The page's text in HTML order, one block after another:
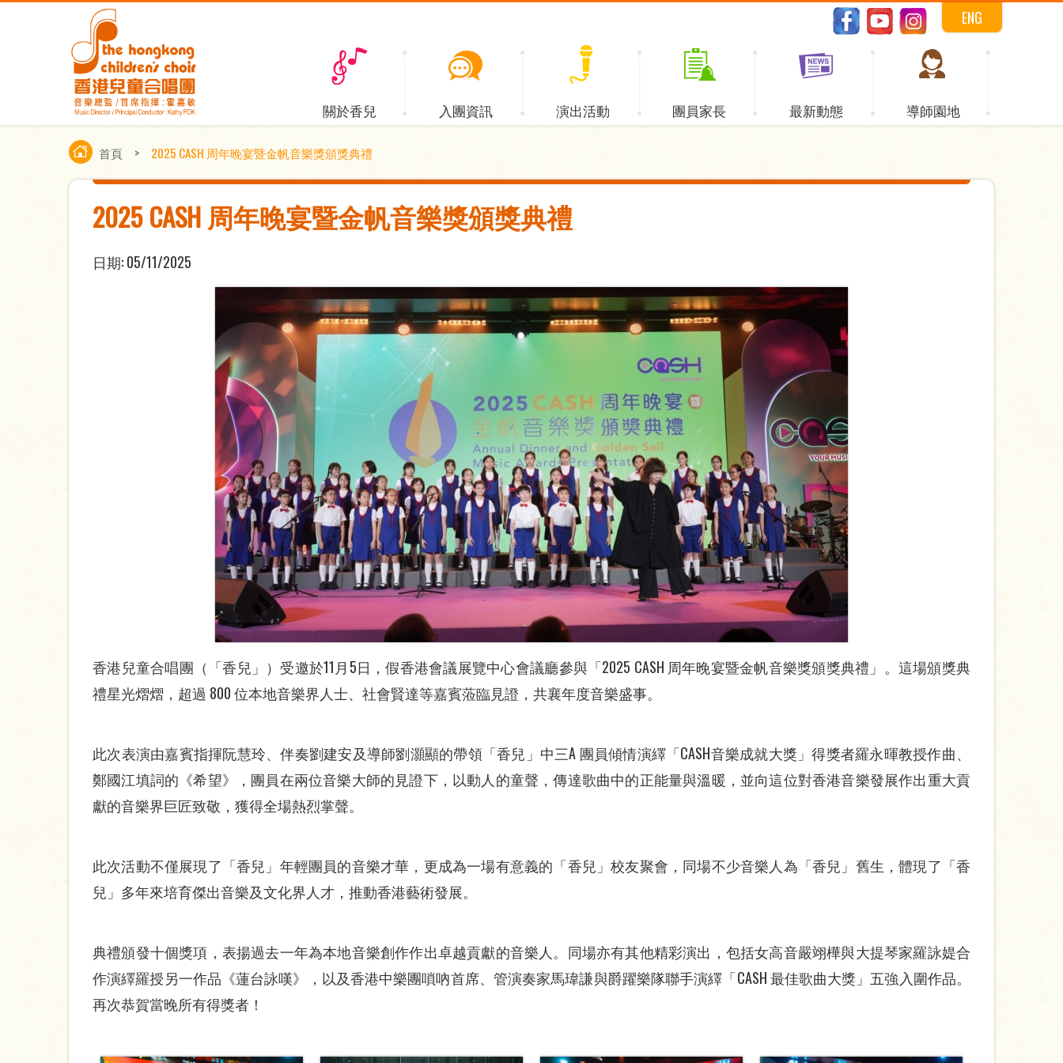
ENG
關於香兒 入團資訊 演出活動 團員家長 最新動態 導師園地
首頁 > 2025 CASH 周年晚宴暨金帆音樂獎頒獎典禮
2025 CASH 周年晚宴暨金帆音樂獎頒獎典禮
日期:05/11/2025
香港兒童合唱團（「香兒」）受邀於11月5日，假香港會議展覽中心會議廳參與「2025 CASH 周年晚宴暨金帆音樂獎頒獎典禮」。這場頒獎典
禮星光熠熠，超過 800 位本地音樂界人士、社會賢達等嘉賓蒞臨見證，共襄年度音樂盛事。
此次表演由嘉賓指揮阮慧玲、伴奏劉建安及導師劉灝顯的帶領「香兒」中三A 團員傾情演繹「CASH音樂成就大獎」得獎者羅永暉教授作曲、
鄭國江填詞的《希望》，團員在兩位音樂大師的見證下，以動人的童聲，傳達歌曲中的正能量與溫暖，並向這位對香港音樂發展作出重大貢
獻的音樂界巨匠致敬，獲得全場熱烈掌聲。
此次活動不僅展現了「香兒」年輕團員的音樂才華，更成為一場有意義的「香兒」校友聚會，同場不少音樂人為「香兒」舊生，體現了「香
兒」多年來培育傑出音樂及文化界人才，推動香港藝術發展。
典禮頒發十個獎項，表揚過去一年為本地音樂創作作出卓越貢獻的音樂人。同場亦有其他精彩演出，包括女高音嚴翊樺與大提琴家羅詠媞合
作演繹羅授另一作品《蓮台詠嘆》，以及香港中樂團嗩吶首席、管演奏家馬瑋謙與爵躍樂隊聯手演繹「CASH 最佳歌曲大獎」五強入圍作品。
再次恭賀當晚所有得獎者！